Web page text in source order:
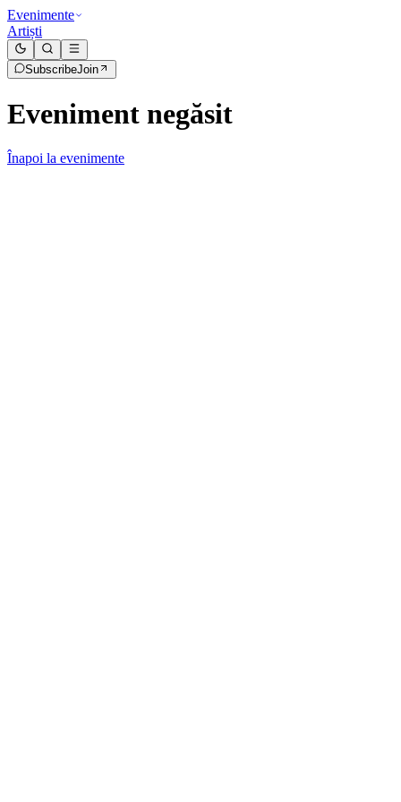
Evenimente
Artiști
SubscribeJoin
Eveniment negăsit
Înapoi la evenimente